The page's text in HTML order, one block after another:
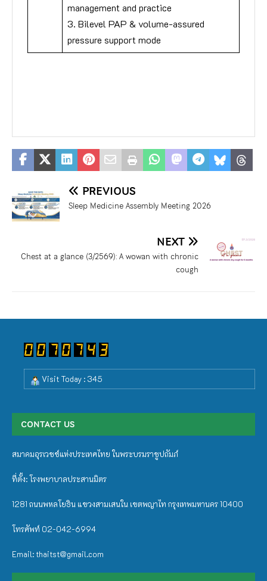
management and practice
3. Bilevel PAP & volume-assured
pressure support mode
PREVIOUS
Sleep Medicine Assembly Meeting 2026
NEXT
Chest at a glance (3/2569): A wowan with chronic
cough
Visit Today : 345
CONTACT US
สมาคมอุรเวชช์แห่งประเทศไทย ในพระบรมราชูปถัมภ์
ที่ตั้ง: โรงพยาบาลประสานมิตร
1281 ถนนพหลโยธิน แขวงสามเสนใน เขตพญาไท กรุงเทพมหานคร 10400
โทรศัพท์ 02-042-6994
Email: thaitst@gmail.com